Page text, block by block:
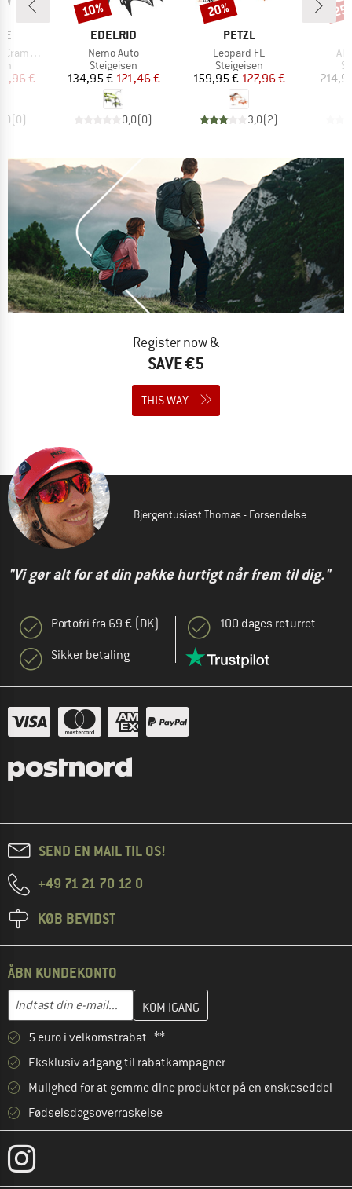
pris
€
(0)
MÆRKE
EDELRID
Artikel
Nemo Auto
Produktgruppe
Steigeisen
Pris
134,95 €Nedsat pris
121,46 €
0,0(0)
Rabat
10%
MÆRKE
PETZL
Artikel
Leopard FL
Produktgruppe
Steigeisen
Pris
159,95 €Nedsat pris
127,96 €
3,0(2)
Rabat
20%
Register now &
SAVE €5
THIS WAY
Bjergentusiast Thomas - Forsendelse
"Vi gør alt for at din pakke hurtigt når frem til dig."
Portofri fra 69 € (DK)
Sikker betaling
100 dages returret
SEND EN MAIL TIL OS!
+49 71 21 70 12 0
KØB BEVIDST
ÅBN KUNDEKONTO
E-mail-adresse
Indtast din e-mailadresse her, og opret i næste trin din
5 euro i velkomstrabat **
Eksklusiv adgang til rabatkampagner
Mulighed for at gemme dine produkter på en ønskeseddel
Fødselsdagsoverraskelse